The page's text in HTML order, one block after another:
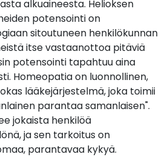
alkuaineesta. Helioksen
potensointi on
sitoutuneen henkilökunnan
itse vastaanottoa pitäviä
potensointi tapahtuu aina
Homeopatia on luonnollinen,
lääkejärjestelmä, joka toimii
parantaa samanlaisen".
jokaista henkilöä
ja sen tarkoitus on
parantavaa kykyä.